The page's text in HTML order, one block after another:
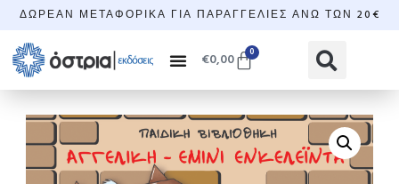
ΔΩΡΕΆΝ ΜΕΤΑΦΟΡΙΚΆ ΓΙΑ ΠΑΡΑΓΓΕΛΊΕΣ ΆΝΩ ΤΩΝ 20€
€0,00 0